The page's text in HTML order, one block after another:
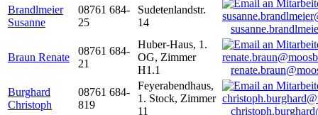
Brandlmeier
Susanne
08761 684-
25
Sudetenlandstr.
14
Braun Renate
08761 684-
21
Huber-Haus, 1.
OG, Zimmer
H1.1
Burghard
Christoph
08761 684-
819
Feyerabendhaus,
1. Stock, Zimmer
11